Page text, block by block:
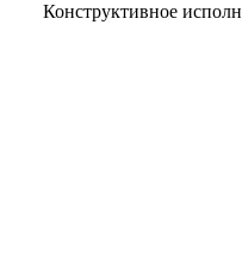
Конструктивное